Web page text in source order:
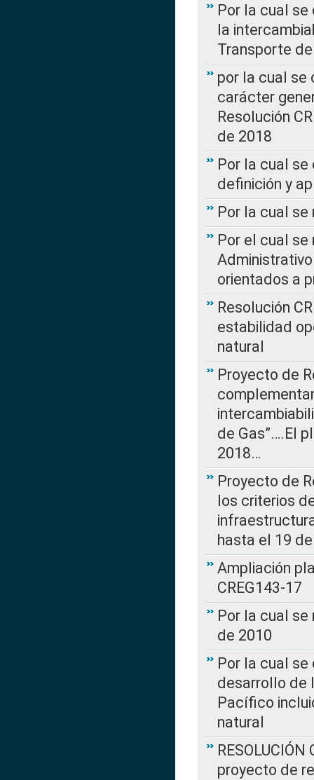
Por la cual
la
Transporte
por la cual se
carácter
Resolución
de 2018
Por la cual
definición y
Por la cual
Por el cual
orientados a
Resolución
estabilidad
natural
Proyecto de
de Gas”….El
2018…
Proyecto de
los criterios
hasta el 19
Ampliación
CREG143-17
Por la cual se
de 2010
Por la cual
desarrollo de
Pacífico
natural
proyecto de